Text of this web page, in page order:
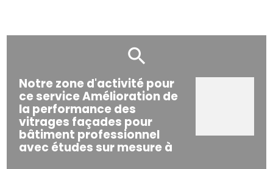
Notre zone d'activité pour
ce service Amélioration de
la performance des
vitrages façades pour
bâtiment professionnel
avec études sur mesure à